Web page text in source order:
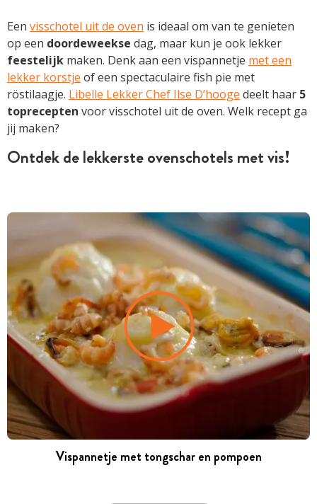
Een visschotel uit de oven is ideaal om van te genieten
op een doordeweekse dag, maar kun je ook lekker
feestelijk maken. Denk aan een vispannetje met een
lekker korstje of een spectaculaire fish pie met
röstilaagje. Libelle Lekker Chef Ilse D’hooge deelt haar 5
toprecepten voor visschotel uit de oven. Welk recept ga
jij maken?
Ontdek de lekkerste ovenschotels met vis!
Vispannetje met tongschar en pompoen